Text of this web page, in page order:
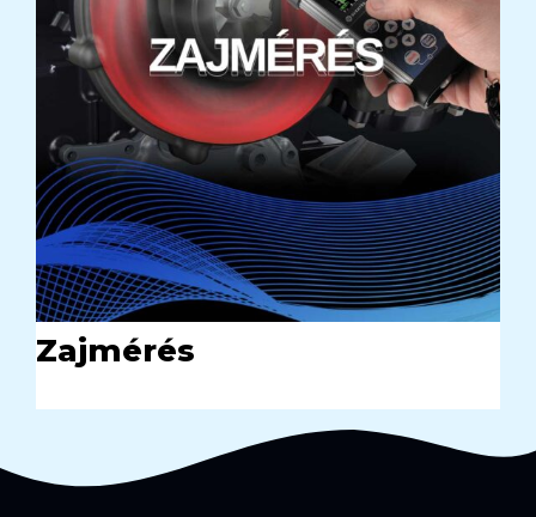
Zajmérés